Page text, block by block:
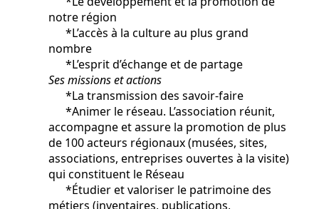
notre région
*L’accès à la culture au plus grand
nombre
*L’esprit d’échange et de partage
Ses missions et actions
*La transmission des savoir-faire
*Animer le réseau. L’association réunit,
accompagne et assure la promotion de plus
de 100 acteurs régionaux (musées, sites,
associations, entreprises ouvertes à la visite)
qui constituent le Réseau
*Étudier et valoriser le patrimoine des
métiers (inventaires, publications,